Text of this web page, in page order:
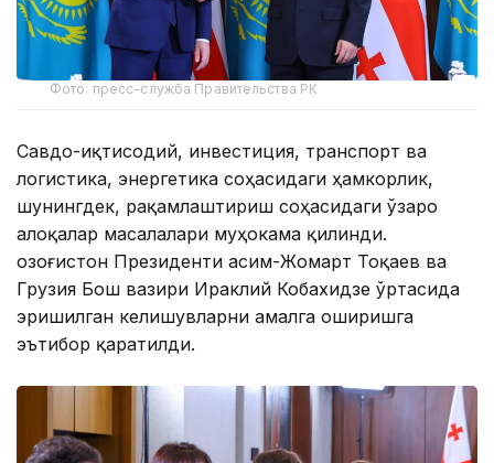
Фото: пресс-служба Правительства РК
Савдо-иқтисодий, инвестиция, транспорт ва
логистика, энергетика соҳасидаги ҳамкорлик,
шунингдек, рақамлаштириш соҳасидаги ўзаро
алоқалар масалалари муҳокама қилинди.
Қозоғистон Президенти Қасим-Жомарт Тоқаев ва
Грузия Бош вазири Ираклий Кобахидзе ўртасида
эришилган келишувларни амалга оширишга
эътибор қаратилди.